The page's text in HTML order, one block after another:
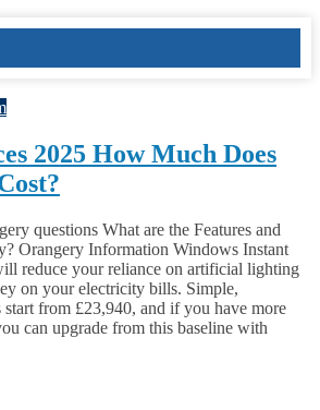
2025 How Much Does
questions What are the Features and
Orangery Information Windows Instant
reduce your reliance on artificial lighting
on your electricity bills. Simple,
from £23,940, and if you have more
can upgrade from this baseline with